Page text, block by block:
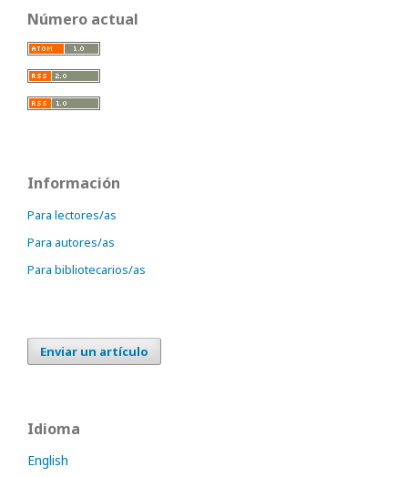
Número actual
Información
Para lectores/as
Para autores/as
Para bibliotecarios/as
Enviar un artículo
Idioma
English